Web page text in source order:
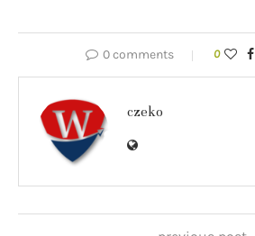
0 comments 0
czeko